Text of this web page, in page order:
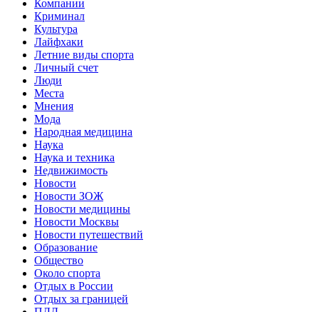
Компании
Криминал
Культура
Лайфхаки
Летние виды спорта
Личный счет
Люди
Места
Мнения
Мода
Народная медицина
Наука
Наука и техника
Недвижимость
Новости
Новости ЗОЖ
Новости медицины
Новости Москвы
Новости путешествий
Образование
Общество
Около спорта
Отдых в России
Отдых за границей